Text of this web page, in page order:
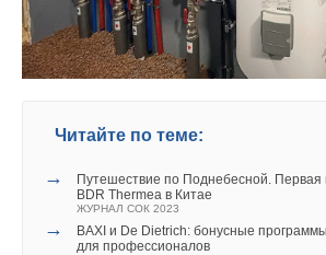
Читайте по теме:
→
Путешествие по Поднебесной. Первая
BDR Thermea в Китае
ЖУРНАЛ СОК 2023
→
BAXI и De Dietrich: бонусные
для профессионалов